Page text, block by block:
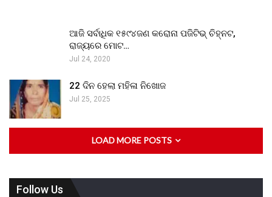
ଆଜି ସର୍ବାଧିକ ୧୫୯୪ଜଣ କରୋନା ପଜିଟିଭ୍ ଚିହ୍ନଟ,
ରାଜ୍ୟରେ ମୋଟ…
Jul 24, 2020
22 ଦିନ ହେଲା ମହିଳା ନିଖୋଜ
Jul 25, 2025
LOAD MORE POSTS
Follow Us